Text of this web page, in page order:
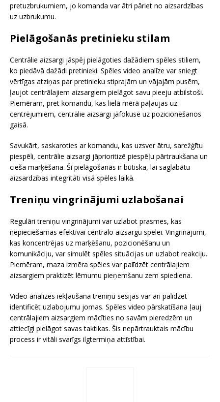
pretuzbrukumiem, jo komanda var ātri pāriet no aizsardzības
uz uzbrukumu.
Pielāgošanās pretinieku stilam
Centrālie aizsargi jāspēj pielāgoties dažādiem spēles stiliem,
ko piedāvā dažādi pretinieki. Spēles video analīze var sniegt
vērtīgas atziņas par pretinieku stiprajām un vājajām pusēm,
ļaujot centrālajiem aizsargiem pielāgot savu pieeju atbilstoši.
Piemēram, pret komandu, kas lielā mērā paļaujas uz
centrējumiem, centrālie aizsargi jāfokusē uz pozicionēšanos
gaisā.
Savukārt, saskaroties ar komandu, kas uzsver ātru, sarežģītu
piespēli, centrālie aizsargi jāprioritizē piespēļu pārtraukšana un
cieša marķēšana. Šī pielāgošanās ir būtiska, lai saglabātu
aizsardzības integritāti visā spēles laikā.
Treniņu vingrinājumi uzlabošanai
Regulāri treniņu vingrinājumi var uzlabot prasmes, kas
nepieciešamas efektīvai centrālo aizsargu spēlei. Vingrinājumi,
kas koncentrējas uz marķēšanu, pozicionēšanu un
komunikāciju, var simulēt spēles situācijas un uzlabot reakciju.
Piemēram, maza izmēra spēles var palīdzēt centrālajiem
aizsargiem praktizēt lēmumu pieņemšanu zem spiediena.
Video analīzes iekļaušana treniņu sesijās var arī palīdzēt
identificēt uzlabojumu jomas. Spēles video pārskatīšana ļauj
centrālajiem aizsargiem mācīties no savām pieredzēm un
attiecīgi pielāgot savas taktikas. Šis nepārtrauktais mācību
process ir vitāli svarīgs ilgtermiņa attīstībai.